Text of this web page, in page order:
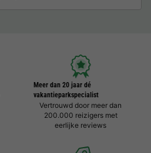
Meer dan 20 jaar dé
vakantieparkspecialist
Vertrouwd door meer dan
200.000 reizigers met
eerlijke reviews